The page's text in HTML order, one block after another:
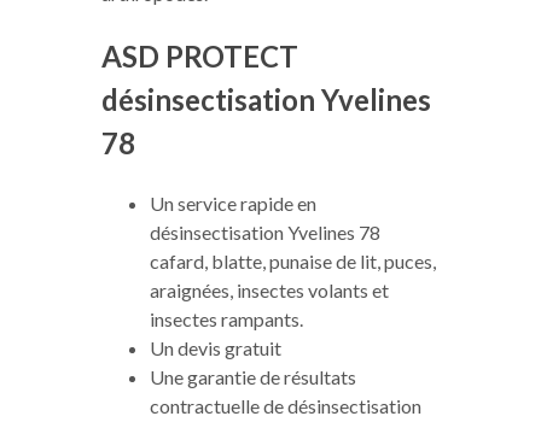
ASD PROTECT
désinsectisation Yvelines
78
Un service rapide en
désinsectisation Yvelines 78
cafard, blatte, punaise de lit, puces,
araignées, insectes volants et
insectes rampants.
Un devis gratuit
Une garantie de résultats
contractuelle de désinsectisation